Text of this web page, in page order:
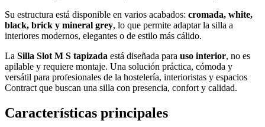
Su estructura está disponible en varios acabados: cromada, white,
black, brick y mineral grey, lo que permite adaptar la silla a
interiores modernos, elegantes o de estilo más cálido.
La Silla Slot M S tapizada está diseñada para uso interior, no es
apilable y requiere montaje. Una solución práctica, cómoda y
versátil para profesionales de la hostelería, interioristas y espacios
Contract que buscan una silla con presencia, confort y calidad.
Características principales